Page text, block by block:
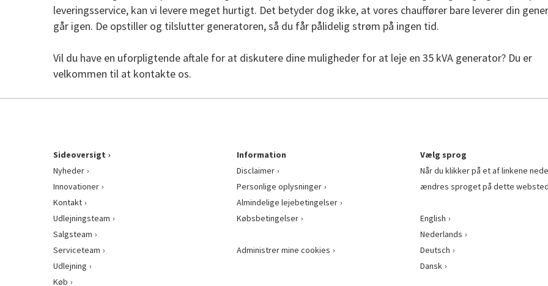
leveringsservice, kan vi levere meget hurtigt. Det betyder dog ikke, at vores chauffører bare leverer din
går igen. De opstiller og tilslutter generatoren, så du får pålidelig strøm på ingen tid.
Vil du have en uforpligtende aftale for at diskutere dine muligheder for at leje en 35 kVA generator? Du er
velkommen til at kontakte os.
Sideoversigt
Nyheder
Innovationer
Kontakt
Udlejningsteam
Salgsteam
Serviceteam
Udlejning
Køb
Information
Disclaimer
Personlige oplysninger
Almindelige lejebetingelser
Købsbetingelser
Administrer mine cookies
Vælg sprog
Når du klikker på et af linkene
ændres sproget på dette
English
Nederlands
Deutsch
Dansk